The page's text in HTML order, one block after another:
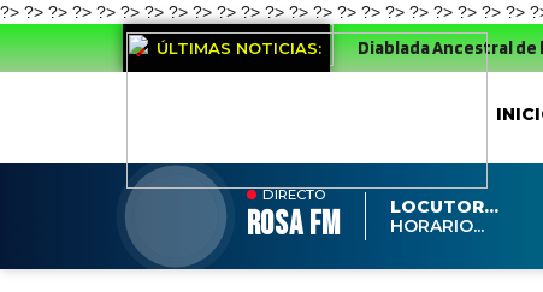
?> ?> ?> ?> ?> ?> ?> ?> ?> ?> ?> ?> ?> ?> ?> ?> ?> ?> ?> ?> ?> ?>
ÚLTIMAS NOTICIAS:Diablada Ancestral de la
DIRECTO
ROSA FM
LOCUTOR...
HORARIO...